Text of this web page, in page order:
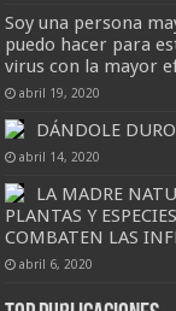
Soy una persona
puedo hacer para
virus con la mayor
abril 19, 2020
DÁNDOLE
abril 14, 2020
LA MADRE
PLANTAS Y
COMBATEN LAS
abril 6, 2020